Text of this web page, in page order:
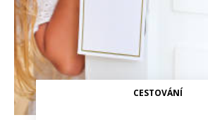
CESTOVÁNÍ